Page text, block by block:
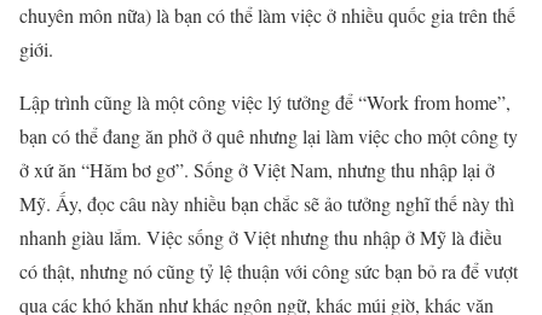
chuyên môn nữa) là bạn có thể làm việc ở nhiều quốc gia trên thế
giới.
Lập trình cũng là một công việc lý tưởng để “Work from home”,
bạn có thể đang ăn phở ở quê nhưng lại làm việc cho một công ty
ở xứ ăn “Hăm bơ gơ”. Sống ở Việt Nam, nhưng thu nhập lại ở
Mỹ. Ấy, đọc câu này nhiều bạn chắc sẽ ảo tưởng nghĩ thế này thì
nhanh giàu lắm. Việc sống ở Việt nhưng thu nhập ở Mỹ là điều
có thật, nhưng nó cũng tỷ lệ thuận với công sức bạn bỏ ra để vượt
qua các khó khăn như khác ngôn ngữ, khác múi giờ, khác văn